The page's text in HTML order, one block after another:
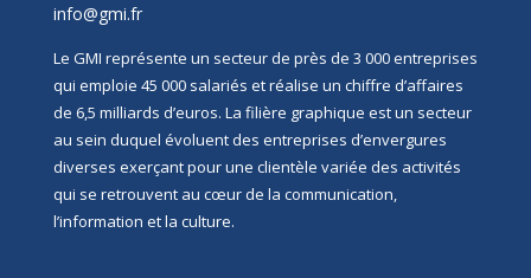
info@gmi.fr
Le GMI représente un secteur de près de 3 000 entreprises
qui emploie 45 000 salariés et réalise un chiffre d’affaires
de 6,5 milliards d’euros. La filière graphique est un secteur
au sein duquel évoluent des entreprises d’envergures
diverses exerçant pour une clientèle variée des activités
qui se retrouvent au cœur de la communication,
l’information et la culture.